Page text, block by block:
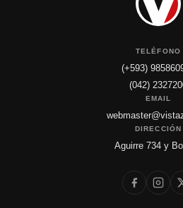
TELÉFONO
(+593)
(042)
EMAIL
DIRECCIÓN
Aguirre 734 y